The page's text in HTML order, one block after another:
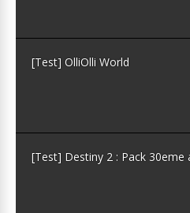
[Test] OlliOlli World
[Test] Destiny 2 : Pack 30eme